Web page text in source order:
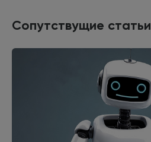
Сопутствущие статьи